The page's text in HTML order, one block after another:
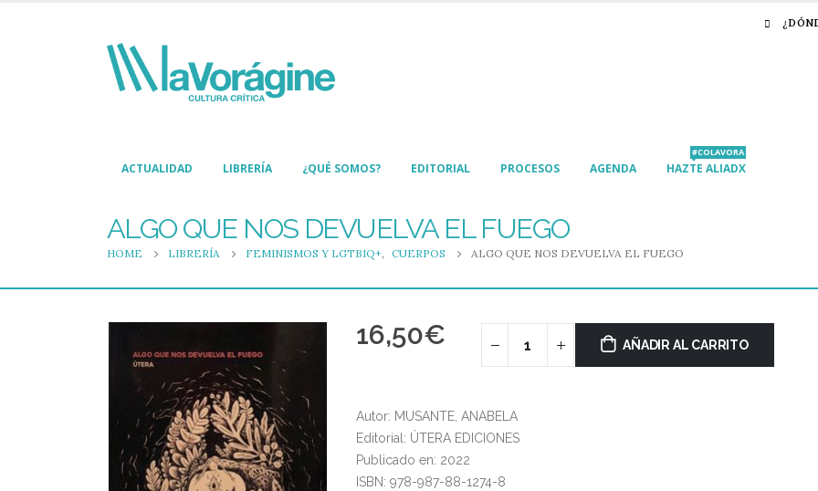
ACTUALIDAD LIBRERÍA ¿QUÉ SOMOS? EDITORIAL PROCESOS AGENDA HAZTE ALIADX
#COLAVORA
ALGO QUE NOS DEVUELVA EL FUEGO
HOME LIBRERÍA FEMINISMOS Y LGTBIQ+, CUERPOS ALGO QUE NOS DEVUELVA EL FUEGO
16,50€ AÑADIR AL CARRITO
Autor: MUSANTE, ANABELA
Editorial: ÚTERA EDICIONES
Publicado en: 2022
ISBN: 978-987-88-1274-8